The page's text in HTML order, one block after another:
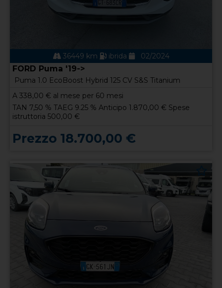
36449 km ibrida 02/2024
FORD Puma '19->
Puma 1.0 EcoBoost Hybrid 125 CV S&S Titanium
A 338,00 € al mese per 60 mesi
TAN 7,50 % TAEG 9.25 % Anticipo 1.870,00 € Spese
istruttoria 500,00 €
Prezzo 18.700,00 €